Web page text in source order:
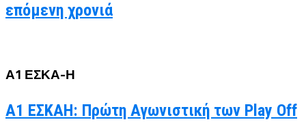
επόμενη χρονιά
Α1 ΕΣΚΑ-Η
Α1 ΕΣΚΑΗ: Πρώτη Αγωνιστική των Play Off